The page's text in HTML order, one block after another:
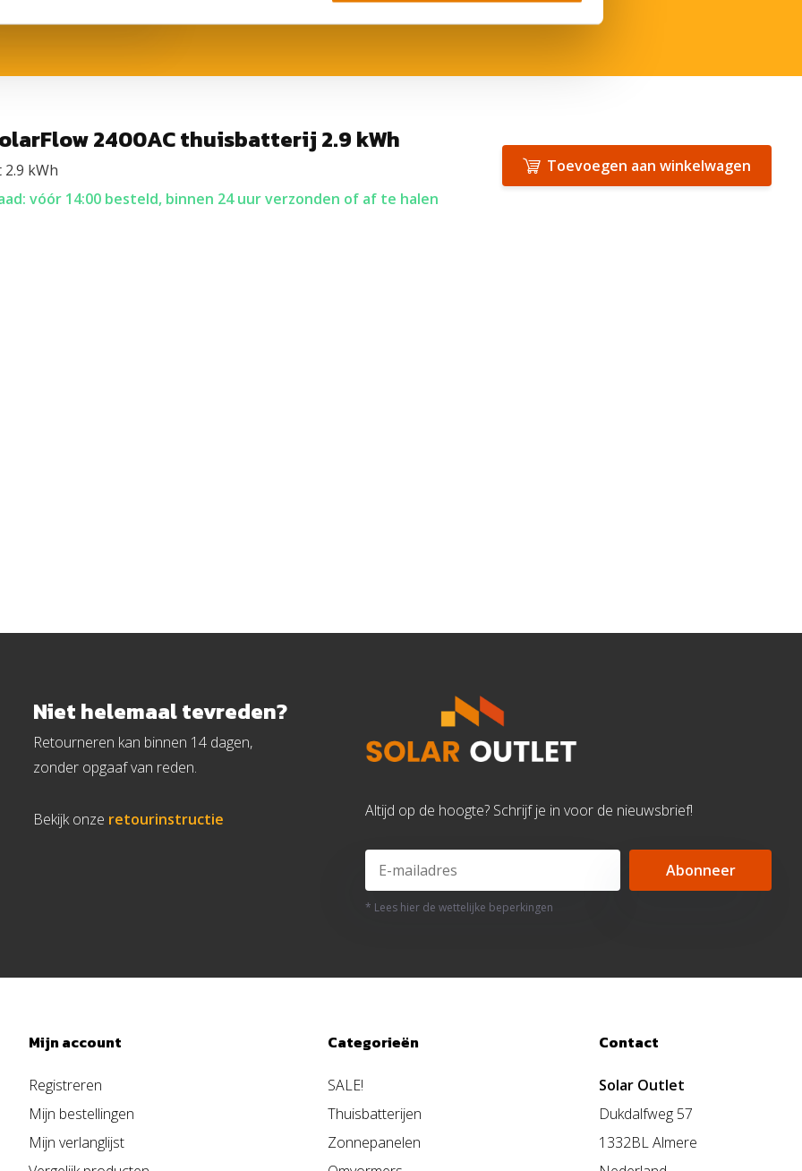
opgewekte zonne-energie
2400AC thuisbatterij 2.9 kWh
kWh
vóór 14:00 besteld, binnen 24 uur verzonden of af te halen
Toevoegen aan winkelwagen
Niet helemaal tevreden?
Retourneren kan binnen 14 dagen,
zonder opgaaf van reden.
Bekijk onze retourinstructie Altijd op de hoogte? Schrijf je in voor de nieuwsbrief!
Abonneer
* Lees hier de wettelijke beperkingen
Mijn account
Registreren
Mijn bestellingen
Mijn verlanglijst
Categorieën
SALE!
Thuisbatterijen
Zonnepanelen
Contact
Solar Outlet
Dukdalfweg 57
1332BL Almere